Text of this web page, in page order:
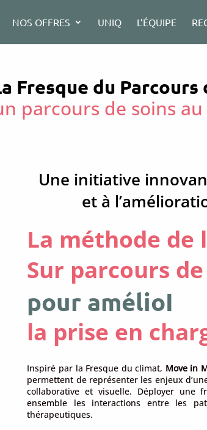
NOS OFFRES UNIQ L’ÉQUIPE
Fresque du Parcours
parcours de soins au
Une initiative
et à
La méthode de
Sur parcours
pour améliorer
la prise en
Inspiré par la Fresque du climat, Move in
permettent de représenter les enjeux
collaborative et visuelle. Déployer une
ensemble les interactions entre les
thérapeutiques.